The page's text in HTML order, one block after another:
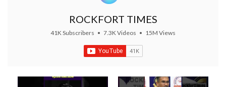
ROCKFORT TIMES
41K Subscribers • 7.3K Videos • 15M Views